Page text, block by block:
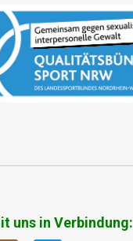
uns in Verbindung: